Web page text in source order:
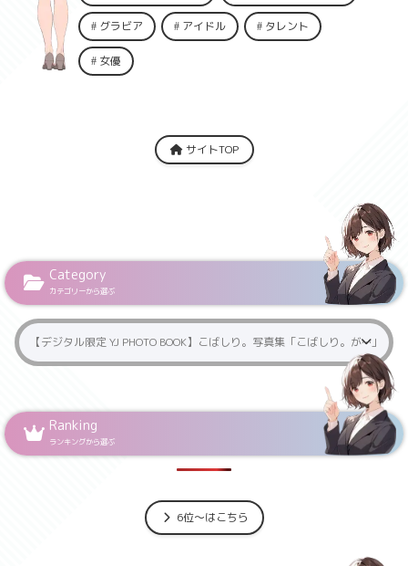
グラビア アイドル タレント
女優
サイトTOP
Category
カテゴリーから選ぶ
Ranking
ランキングから選ぶ
6位～はこちら